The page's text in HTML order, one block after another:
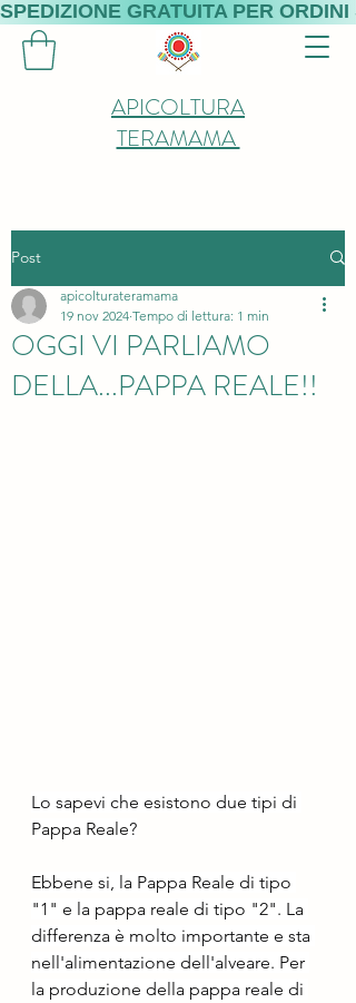
APICOLTURA
TERAMAMA
SPEDIZIONE GRATUITA PER
Post
OGGI VI PARLIAMO
DELLA...PAPPA REALE!!
apicolturateramama
19 nov 2024 Tempo di lettura: 1 min
Lo sapevi che esistono due tipi di
Pappa Reale?
Ebbene si, la Pappa Reale di tipo
"1" e la pappa reale di tipo "2". La
differenza è molto importante e sta
nell'alimentazione dell'alveare. Per
la produzione della pappa reale di